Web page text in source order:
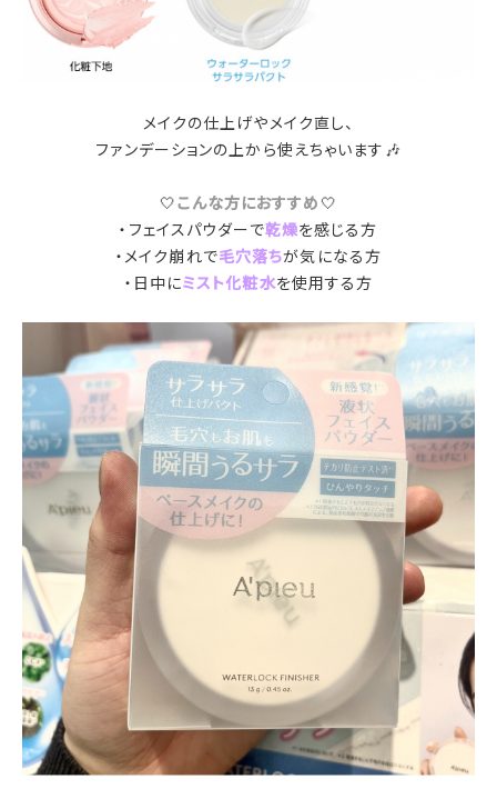
メイクの仕上げやメイク直し、
ファンデーションの上から使えちゃいます🎶
🤍こんな方におすすめ🤍
・フェイスパウダーで乾燥を感じる方
・メイク崩れで毛穴落ちが気になる方
・日中にミスト化粧水を使用する方